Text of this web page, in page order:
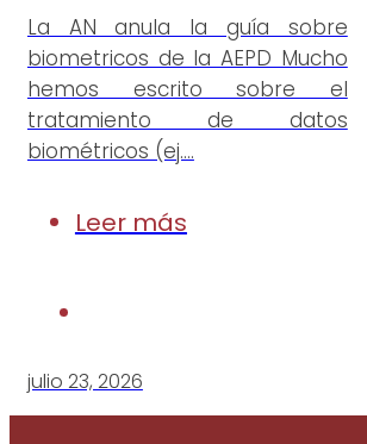
La AN anula la guía sobre
biometricos de la AEPD Mucho
hemos escrito sobre el
tratamiento de datos
biométricos (ej….
Leer más
julio 23, 2026